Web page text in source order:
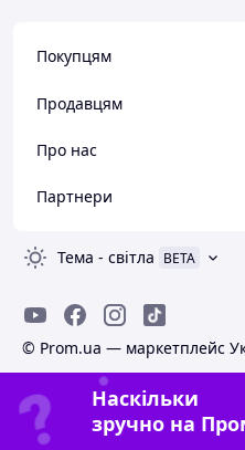
Покупцям
Продавцям
Про нас
Партнери
Тема - світла BETA
© Prom.ua — маркетплейс
Наскільки
зручно на